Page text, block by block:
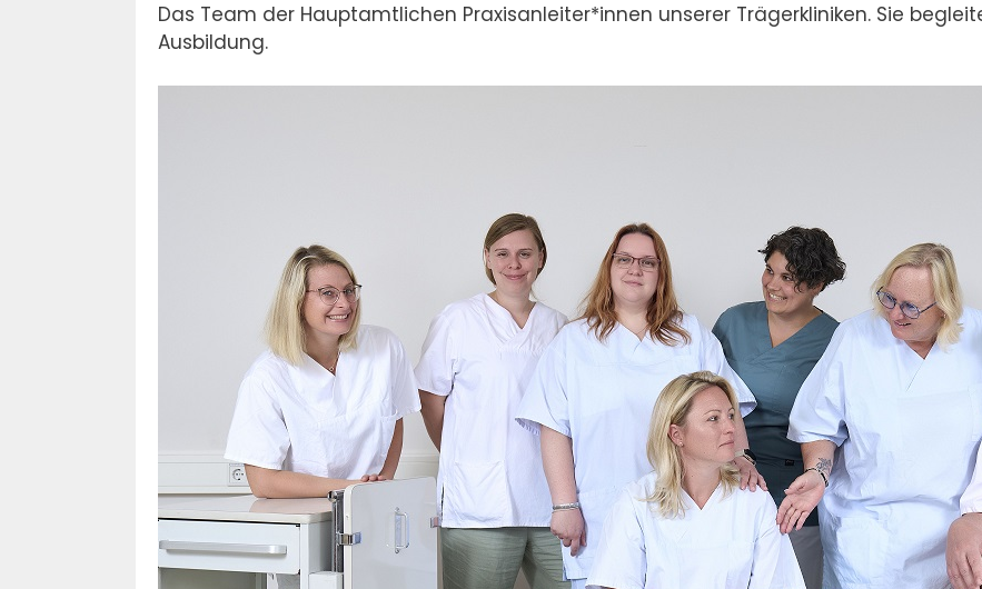
Das Team der Hauptamtlichen Praxisanleiter*innen unserer Trägerkliniken. Sie
Ausbildung.